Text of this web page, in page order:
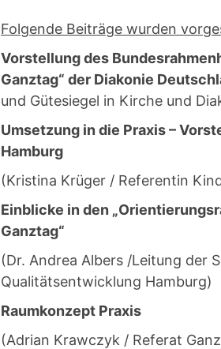
Folgende Beiträge wurden
Vorstellung des
Ganztag“ der Diakonie
und Gütesiegel in Kirche und
Umsetzung in die Praxis –
Hamburg
(Kristina Krüger / Referentin
Einblicke in den
Ganztag“
(Dr. Andrea Albers /Leitung der
Qualitätsentwicklung Hamburg)
Raumkonzept Praxis
(Adrian Krawczyk / Referat